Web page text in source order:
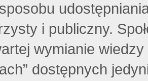
i publiczny.
wymianie
dostępnych